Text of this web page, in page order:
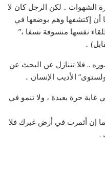
.. لكن الرجل كان لا
أن إكتشفها وهم بوضعها في
نفسها منسوفة نسفا ،”
..
.. فلا تتنازل عن البحث عن
الأديب الإنسان ..
غابة حرة بعيدة ، ولا تنمو في
إن أثمرت في أرض غيرك فلا
.